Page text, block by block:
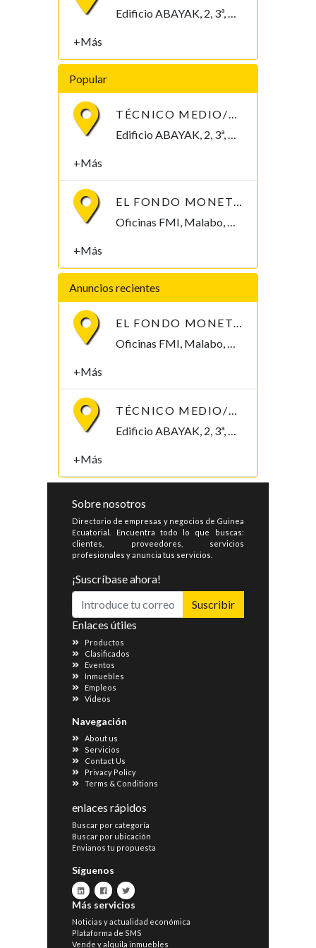
Edificio ABAYAK, 2, 3ª, Malabo 2. Bioko Norte Malabo, Bioko Norte , Guinea Ecuatorial
+Más
Popular
TÉCNICO MEDIO/SUPERIOR/INGENIERO/TELECOMUNICACIONES
Edificio ABAYAK, 2, 3ª, Malabo 2. Bioko Norte Malabo, Bioko Norte , Guinea Ecuatorial
+Más
EL FONDO MONETARIO INTERNACIONAL (FMI) BUSCA CONTRATAR UN/A ECONOMISTA
Oficinas FMI, Malabo, Bioko Norte , Guinea Ecuatorial
+Más
Anuncios recientes
EL FONDO MONETARIO INTERNACIONAL (FMI) BUSCA CONTRATAR UN/A ECONOMISTA
Oficinas FMI, Malabo, Bioko Norte , Guinea Ecuatorial
+Más
TÉCNICO MEDIO/SUPERIOR/INGENIERO/TELECOMUNICACIONES
Edificio ABAYAK, 2, 3ª, Malabo 2. Bioko Norte Malabo, Bioko Norte , Guinea Ecuatorial
+Más
Sobre nosotros
Directorio de empresas y negocios de Guinea
Ecuatorial. Encuentra todo lo que buscas:
clientes, proveedores, servicios
profesionales y anuncia tus servicios.
¡Suscríbase ahora!
Suscribir
Enlaces útiles
Productos
Clasificados
Eventos
Inmuebles
Empleos
Videos
Navegación
About us
Servicios
Contact Us
Privacy Policy
Terms & Conditions
enlaces rápidos
Buscar por categoría
Buscar por ubicación
Envianos tu propuesta
Síguenos
Más servicios
Noticias y actualidad económica
Plataforma de SMS
Vende y alquila inmuebles